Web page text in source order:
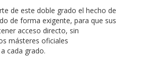
de este doble grado el hecho de
de forma exigente, para que sus
acceso directo, sin
másteres oficiales
cada grado.